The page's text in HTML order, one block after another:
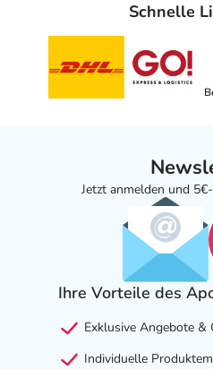
Schnelle
Jetzt anmelden und
Ihre Vorteile des
Exklusive Angebote &
Individuelle